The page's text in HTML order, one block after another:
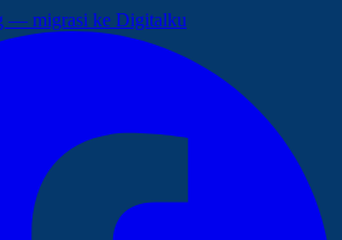
— migrasi ke Digitalku